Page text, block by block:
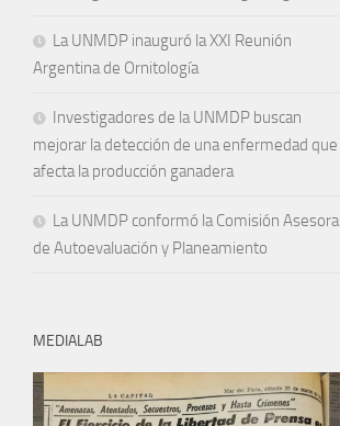
La UNMDP inauguró la XXI Reunión
Argentina de Ornitología
Investigadores de la UNMDP buscan
mejorar la detección de una enfermedad que
afecta la producción ganadera
La UNMDP conformó la Comisión Asesora
de Autoevaluación y Planeamiento
MEDIALAB